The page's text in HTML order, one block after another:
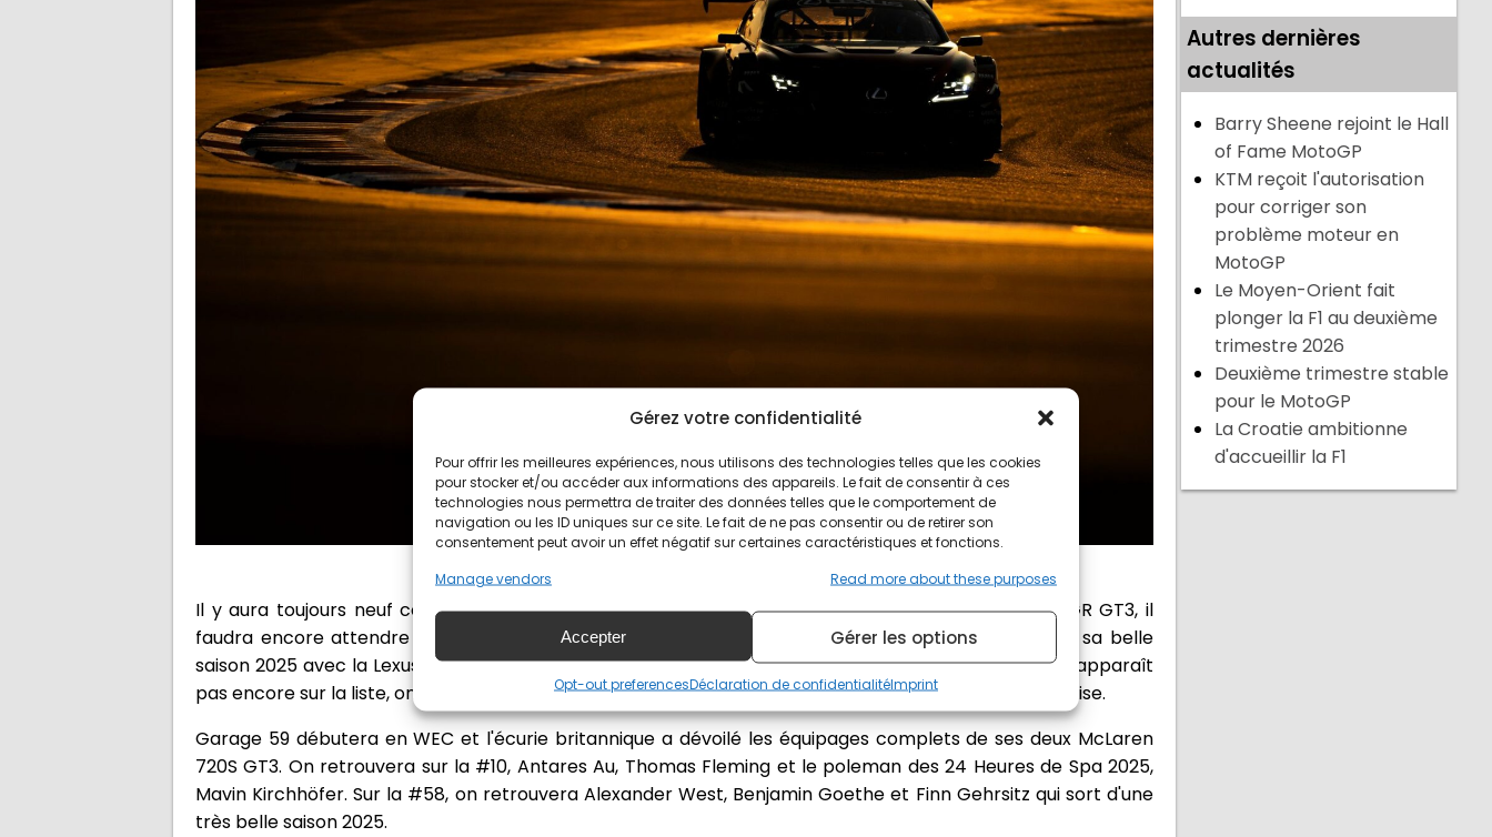
Gérez votre confidentialité
Pour offrir les meilleures expériences, nous utilisons des technologies telles que les cookies
pour stocker et/ou accéder aux informations des appareils. Le fait de consentir à ces
technologies nous permettra de traiter des données telles que le comportement de
navigation ou les ID uniques sur ce site. Le fait de ne pas consentir ou de retirer son
consentement peut avoir un effet négatif sur certaines caractéristiques et fonctions.
Manage vendors
Read more about these purposes
Accepter Gérer les options
Opt-out preferencesDéclaration de confidentialitéImprint
Il y aura toujours neuf constructeurs sur la grille en LMGT3 ! Si Toyota a récemment dévoilé sa GR GT3, il
faudra encore attendre pour la voir en WEC... Akkodis-ASP Team tentera donc de capitaliser sur sa belle
saison 2025 avec la Lexus, et le français Esteban Masson fera son retour sur la voiture. Si son nom n'apparaît
pas encore sur la liste, on devrait retrouver Hadrien David sur l'une des deux voitures de l'équipe tarnaise.
Garage 59 débutera en WEC et l'écurie britannique a dévoilé les équipages complets de ses deux McLaren
720S GT3. On retrouvera sur la #10, Antares Au, Thomas Fleming et le poleman des 24 Heures de Spa 2025,
Mavin Kirchhöfer. Sur la #58, on retrouvera Alexander West, Benjamin Goethe et Finn Gehrsitz qui sort d'une
très belle saison 2025.
Autres dernières
actualités
Barry Sheene rejoint le Hall
of Fame MotoGP
KTM reçoit l'autorisation
pour corriger son
problème moteur en
MotoGP
Le Moyen-Orient fait
plonger la F1 au deuxième
trimestre 2026
Deuxième trimestre stable
pour le MotoGP
La Croatie ambitionne
d'accueillir la F1